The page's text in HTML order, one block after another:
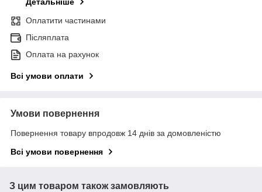
Детальніше
Оплатити частинами
Післяплата
Оплата на рахунок
Всі умови оплати
Умови повернення
Повернення товару впродовж 14 днів за домовленістю
Всі умови повернення
З цим товаром також замовляють